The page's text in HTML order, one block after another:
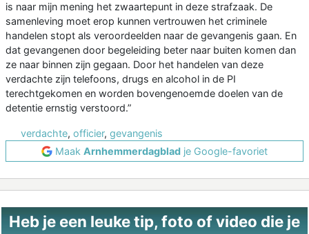
is naar mijn mening het zwaartepunt in deze strafzaak. De
samenleving moet erop kunnen vertrouwen het criminele
handelen stopt als veroordeelden naar de gevangenis gaan. En
dat gevangenen door begeleiding beter naar buiten komen dan
ze naar binnen zijn gegaan. Door het handelen van deze
verdachte zijn telefoons, drugs en alcohol in de PI
terechtgekomen en worden bovengenoemde doelen van de
detentie ernstig verstoord.”
verdachte, officier, gevangenis
Maak Arnhemmerdagblad je Google-favoriet
Heb je een leuke tip, foto of video die je